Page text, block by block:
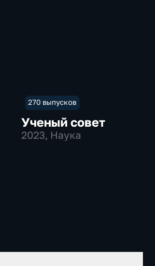
270 выпусков
Ученый совет
2023, Наука